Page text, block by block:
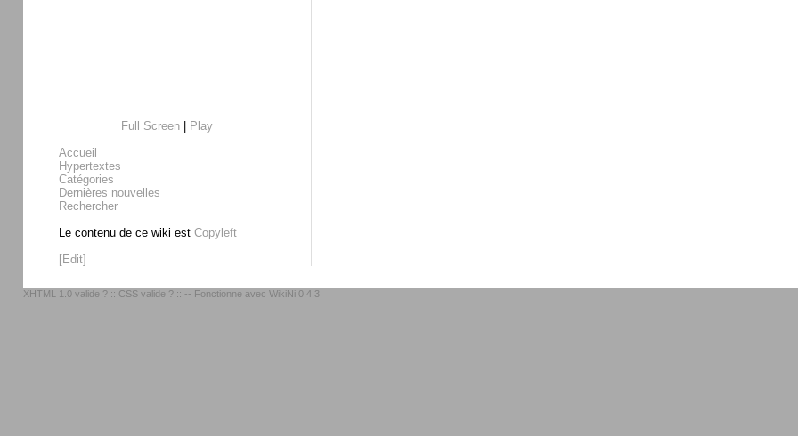
Full Screen
Play
Accueil
Hypertextes
Catégories
Dernières nouvelles
Rechercher
Le contenu de ce wiki est Copyleft
[Edit]
XHTML 1.0 valide ? :: CSS valide ? :: -- Fonctionne avec WikiNi 0.4.3